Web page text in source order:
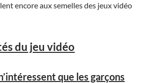
encore aux semelles des jeux vidéo
du jeu vidéo
que les garçons